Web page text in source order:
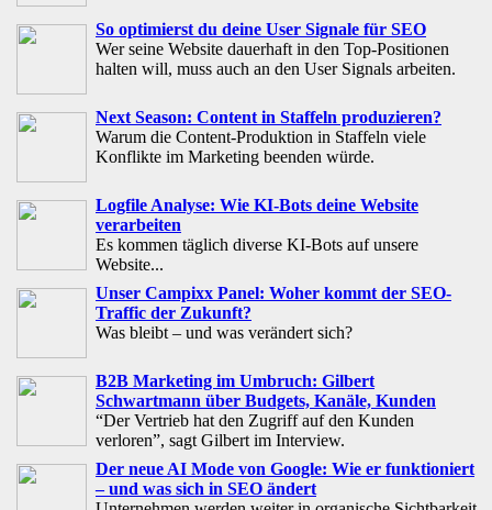
So optimierst du deine User Signale für SEO
Wer seine Website dauerhaft in den Top-Positionen
halten will, muss auch an den User Signals arbeiten.
Next Season: Content in Staffeln produzieren?
Warum die Content-Produktion in Staffeln viele
Konflikte im Marketing beenden würde.
Logfile Analyse: Wie KI-Bots deine Website
verarbeiten
Es kommen täglich diverse KI-Bots auf unsere
Website...
Unser Campixx Panel: Woher kommt der SEO-
Traffic der Zukunft?
Was bleibt – und was verändert sich?
B2B Marketing im Umbruch: Gilbert
Schwartmann über Budgets, Kanäle, Kunden
“Der Vertrieb hat den Zugriff auf den Kunden
verloren”, sagt Gilbert im Interview.
Der neue AI Mode von Google: Wie er funktioniert
– und was sich in SEO ändert